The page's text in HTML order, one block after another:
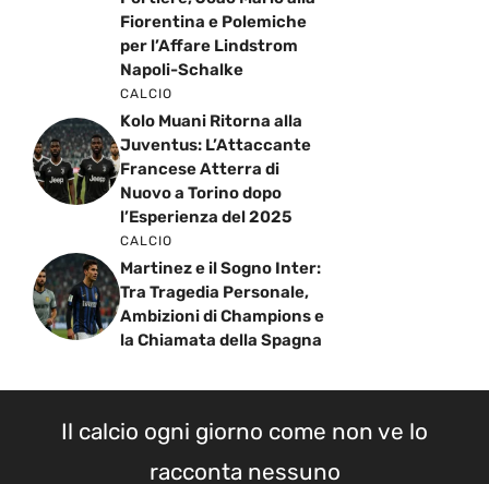
Fiorentina e Polemiche
per l’Affare Lindstrom
Napoli-Schalke
CALCIO
Kolo Muani Ritorna alla
Juventus: L’Attaccante
Francese Atterra di
Nuovo a Torino dopo
l’Esperienza del 2025
CALCIO
Martinez e il Sogno Inter:
Tra Tragedia Personale,
Ambizioni di Champions e
la Chiamata della Spagna
Il calcio ogni giorno come non ve lo
racconta nessuno